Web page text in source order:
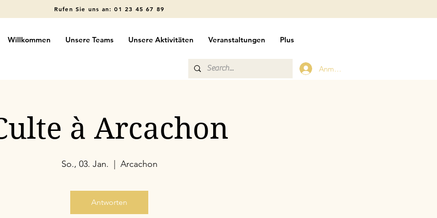
Rufen Sie uns an: 01 23 45 67 89
Willkommen Unsere Teams Unsere Aktivitäten Veranstaltungen Plus
Anmelden
à Arcachon
So., 03. Jan. Arcachon
Antworten